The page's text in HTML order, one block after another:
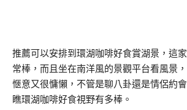
推薦可以安排到環湖咖啡好食賞湖景，這
常棒，而且坐在南洋風的景觀平台看風景
愜意又很慵懶，不管是聊八卦還是情侶約
瞧環湖咖啡好食視野有多棒。